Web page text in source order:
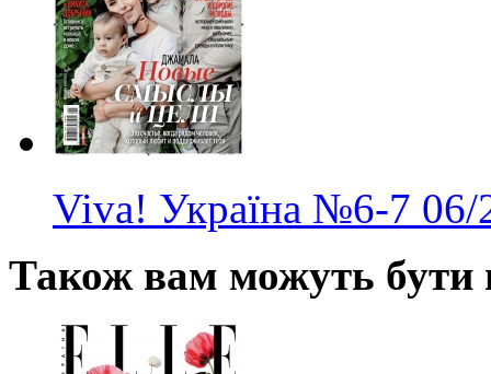
Viva! Україна №6-7 06/
Також вам можуть бути